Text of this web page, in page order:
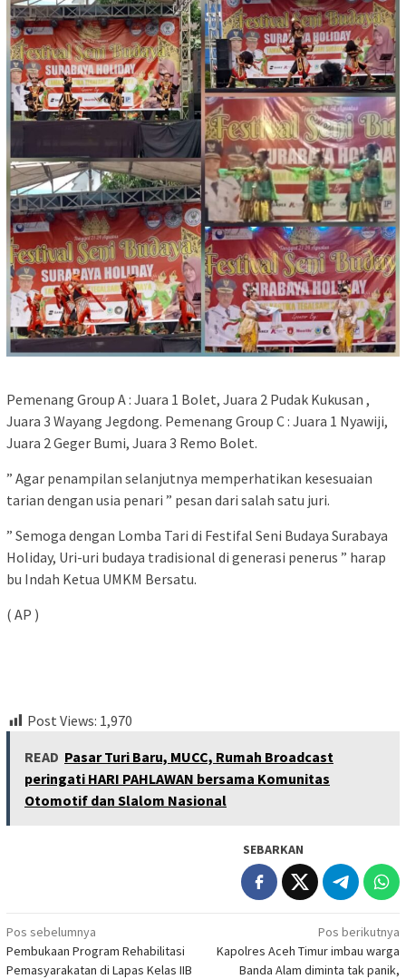
Pemenang Group A : Juara 1 Bolet, Juara 2 Pudak Kukusan ,
Juara 3 Wayang Jegdong. Pemenang Group C : Juara 1 Nyawiji,
Juara 2 Geger Bumi, Juara 3 Remo Bolet.
” Agar penampilan selanjutnya memperhatikan kesesuaian
tarian dengan usia penari ” pesan dari salah satu juri.
” Semoga dengan Lomba Tari di Festifal Seni Budaya Surabaya
Holiday, Uri-uri budaya tradisional di generasi penerus ” harap
bu Indah Ketua UMKM Bersatu.
( AP )
Post Views: 1,970
READ Pasar Turi Baru, MUCC, Rumah Broadcast
peringati HARI PAHLAWAN bersama Komunitas
Otomotif dan Slalom Nasional
SEBARKAN
Navigasi
pos
Pos sebelumnya
Pembukaan Program Rehabilitasi
Pemasyarakatan di Lapas Kelas IIB
Pos berikutnya
Kapolres Aceh Timur imbau warga
Banda Alam diminta tak panik,